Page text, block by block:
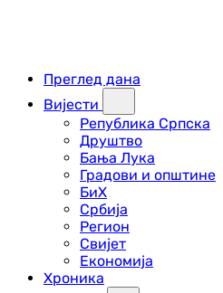
Преглед дана
Вијести
Република Српска
Друштво
Бања Лука
Градови и општине
БиХ
Србија
Регион
Свијет
Економија
Хроника